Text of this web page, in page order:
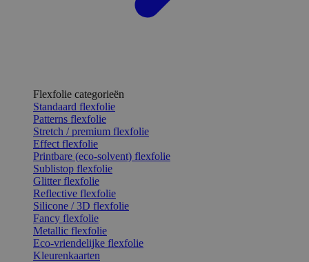
Flexfolie categorieën
Standaard flexfolie
Patterns flexfolie
Stretch / premium flexfolie
Effect flexfolie
Printbare (eco-solvent) flexfolie
Sublistop flexfolie
Glitter flexfolie
Reflective flexfolie
Silicone / 3D flexfolie
Fancy flexfolie
Metallic flexfolie
Eco-vriendelijke flexfolie
Kleurenkaarten